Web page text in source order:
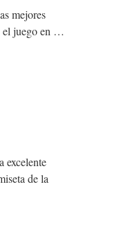
mejores
el juego en …
excelente
de la